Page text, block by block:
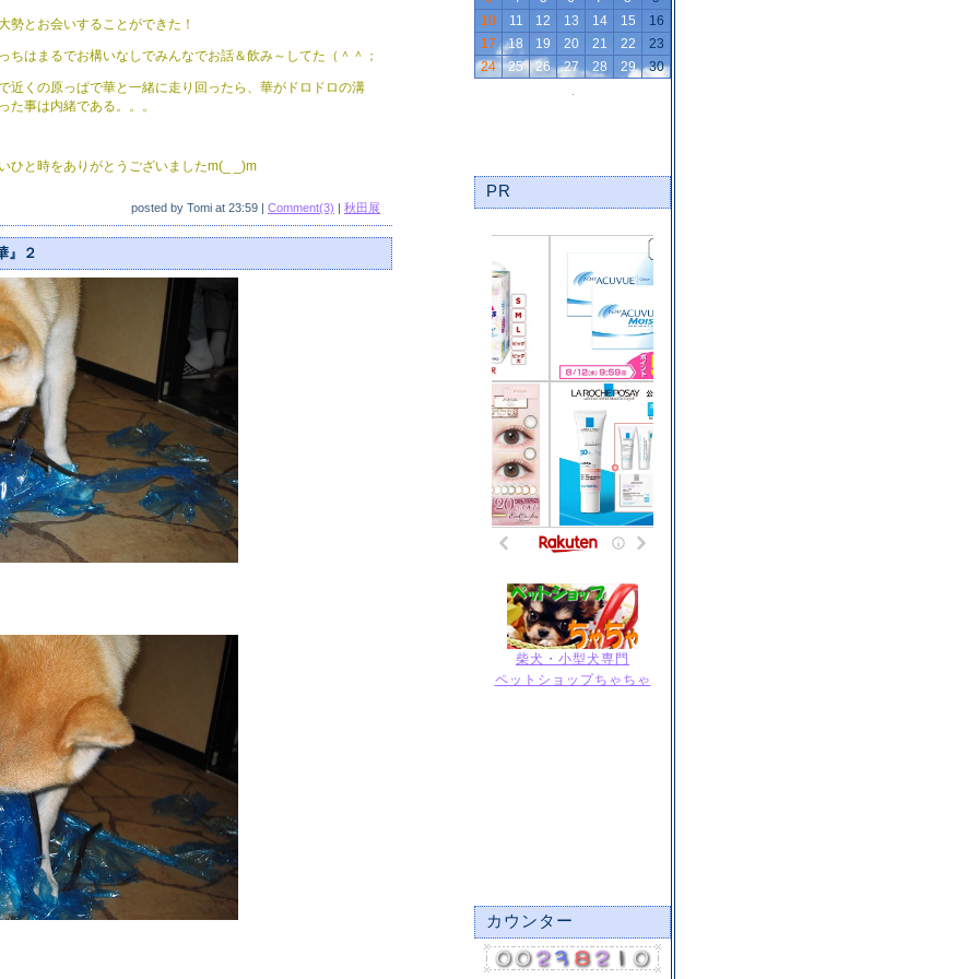
10
11 12 13 14 15
16
17
18 19 20 21 22
23
24
25 26 27 28 29 30
PR
柴犬・小型犬専門
ペットショップちゃちゃ
カウンター
勢とお会いすることができた！
ちはまるでお構いなしでみんなでお話＆飲み～してた（＾＾；
近くの原っぱで華と一緒に走り回ったら、華がドロドロの溝
た事は内緒である。。。
ひと時をありがとうございましたm(_ _)m
posted by Tomi at 23:59 | Comment(3) | 秋田展
』２